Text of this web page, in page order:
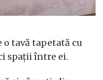
tavă tapetată cu
spații între ei.